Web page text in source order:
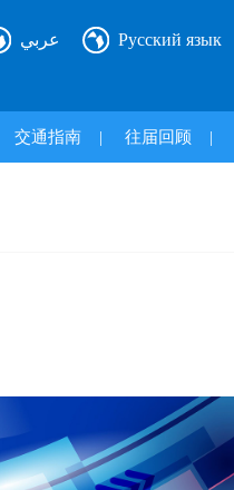
عربي Русский язык
交通指南 | 往届回顾 |